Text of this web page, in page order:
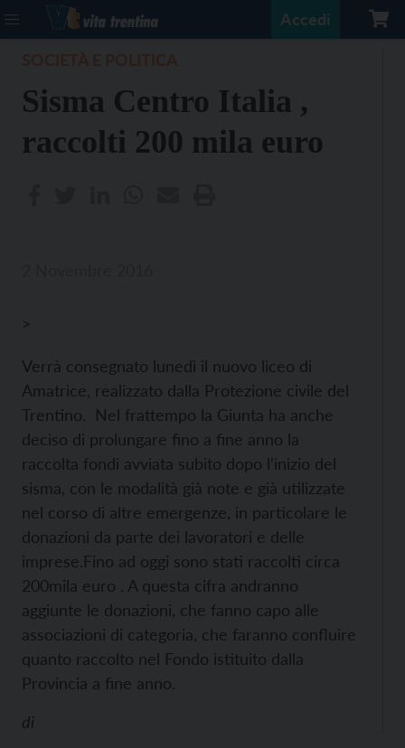
Accedi
Sisma Centro Italia ,
raccolti 200 mila euro
>
Verrà consegnato lunedì il nuovo liceo di
Amatrice, realizzato dalla Protezione civile del
Trentino. Nel frattempo la Giunta ha anche
deciso di prolungare fino a fine anno la
raccolta fondi avviata subito dopo l’inizio del
sisma, con le modalità già note e già utilizzate
nel corso di altre emergenze, in particolare le
donazioni da parte dei lavoratori e delle
imprese.Fino ad oggi sono stati raccolti circa
200mila euro . A questa cifra andranno
aggiunte le donazioni, che fanno capo alle
associazioni di categoria, che faranno confluire
quanto raccolto nel Fondo istituito dalla
Provincia a fine anno.
di